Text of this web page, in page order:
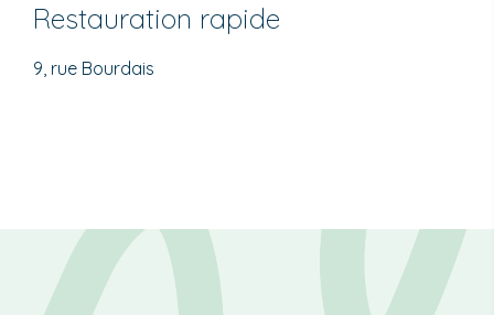
Restauration rapide
9, rue Bourdais